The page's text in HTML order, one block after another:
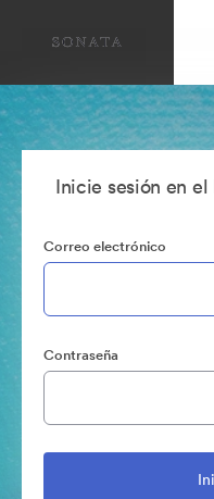
Inicie sesión en
Correo electrónico
Contraseña